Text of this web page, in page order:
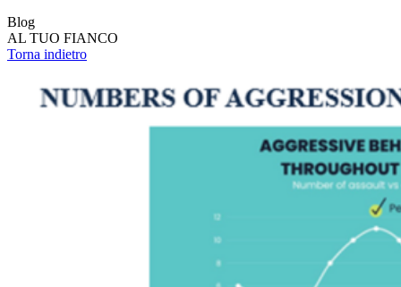
Blog
AL TUO FIANCO
Torna indietro